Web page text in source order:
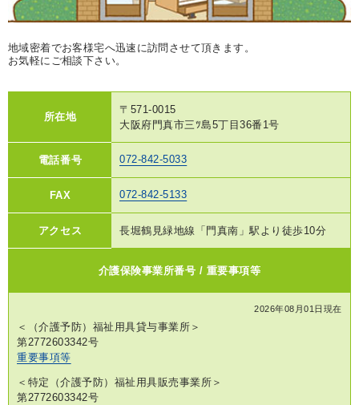
地域密着でお客様宅へ迅速に訪問させて頂きます。
お気軽にご相談下さい。
所在地
〒571-0015
大阪府門真市三ﾂ島5丁目36番1号
電話番号 072-842-5033
FAX 072-842-5133
アクセス 長堀鶴見緑地線「門真南」駅より徒歩10分
介護保険事業所番号 / 重要事項等
2026年08月01日現在
＜（介護予防）福祉用具貸与事業所＞
第2772603342号
重要事項等
＜特定（介護予防）福祉用具販売事業所＞
第2772603342号